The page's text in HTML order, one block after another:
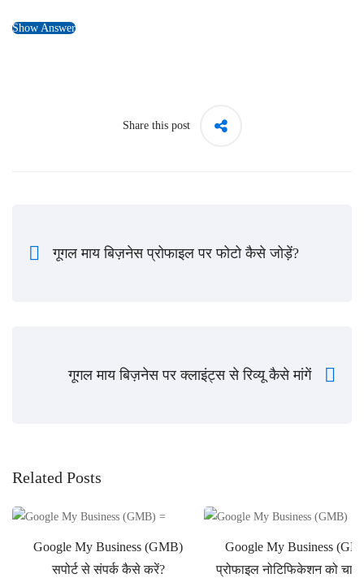
Show Answer
Share this post
गूगल माय बिज़नेस प्रोफाइल पर फोटो कैसे जोड़ें?
गूगल माय बिज़नेस पर क्लाइंट्स से रिव्यू कैसे मांगें
Related Posts
Google My Business (GMB)
सपोर्ट से संपर्क कैसे करें?
Google My Business
प्रोफाइल नोटिफिकेशन को